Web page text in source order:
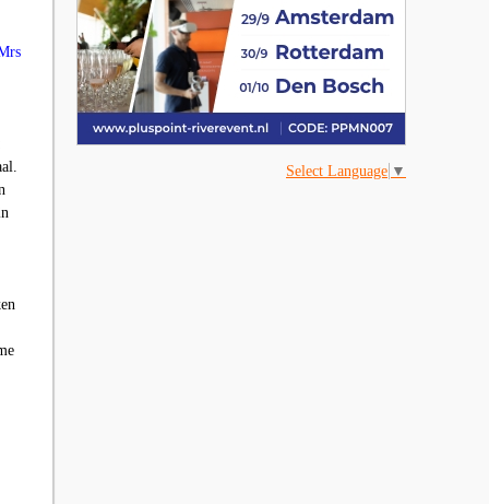
Select Language ▼